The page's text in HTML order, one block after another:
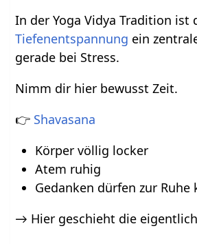
In der Yoga Vidya Tradition ist
Tiefenentspannung ein
gerade bei Stress.
Nimm dir hier bewusst Zeit.
👉 Shavasana
Körper völlig locker
Atem ruhig
Gedanken dürfen zur Ruhe
→ Hier geschieht die